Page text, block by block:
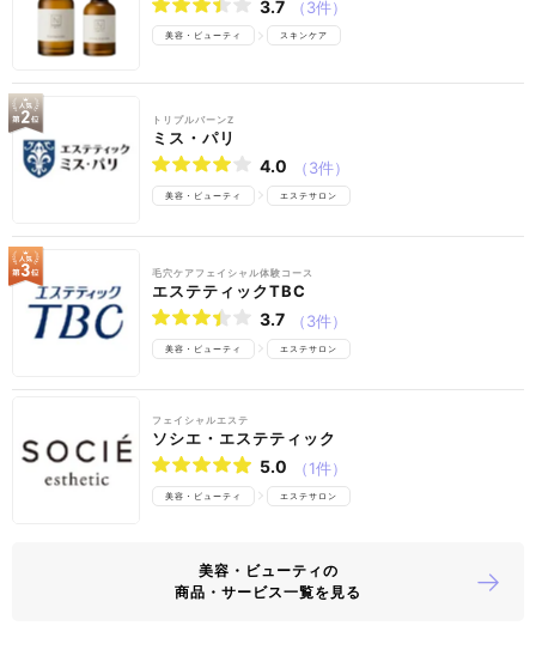
3.7 （3件）
美容・ビューティ スキンケア
トリプルバーンZ
ミス・パリ
4.0 （3件）
美容・ビューティ エステサロン
毛穴ケアフェイシャル体験コース
エステティックTBC
3.7 （3件）
美容・ビューティ エステサロン
フェイシャルエステ
ソシエ・エステティック
5.0 （1件）
美容・ビューティ エステサロン
美容・ビューティの
商品・サービス一覧を見る